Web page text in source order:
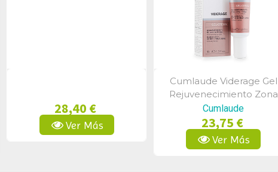
28,40 €
Ver Más
Vista Rápida
Cumlaude Viderage Gel
Rejuvenecimiento Zona
Intima 30ml
Cumlaude
23,75 €
Ver Más